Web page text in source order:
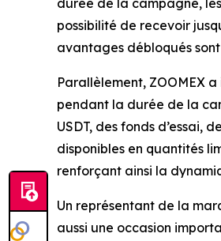
durée de la campagne,
possibilité de recevoir
avantages débloqués
Parallèlement, ZOOMEX
pendant la durée de la
USDT, des fonds d’essai,
disponibles en quantités
renforçant ainsi la
Un représentant de la
aussi une occasion